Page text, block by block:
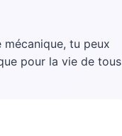
tu peux
pour la vie de tous